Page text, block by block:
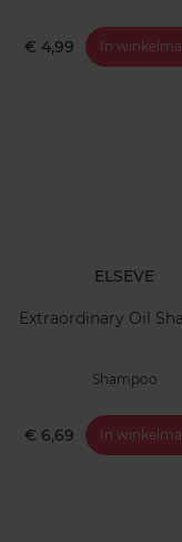
€ 4,99 In
ELSEVE
Extraordinary Oil
Shampoo
€ 6,69 In